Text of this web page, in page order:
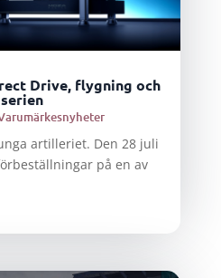
Drive, flygning och
artilleriet. Den 28 juli
på en av